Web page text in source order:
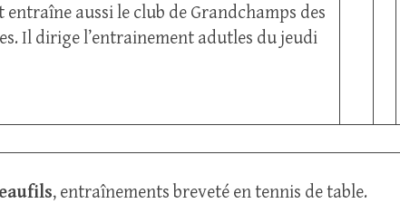
entraîne aussi le club de Grandchamps des
Il dirige l’entrainement adutles du jeudi
, entraînements breveté en tennis de table.